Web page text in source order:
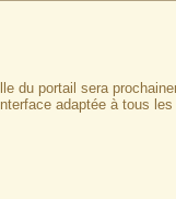
du portail sera
adaptée à tous